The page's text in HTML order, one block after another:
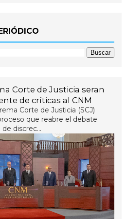
Corte de Justicia seran
de críticas al CNM
Corte de Justicia (SCJ)
que reabre el debate
discrec...